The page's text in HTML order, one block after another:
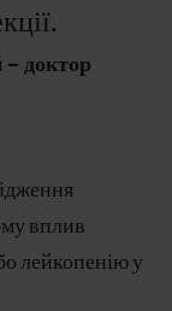
- доктор
вплив
лейкопенію у